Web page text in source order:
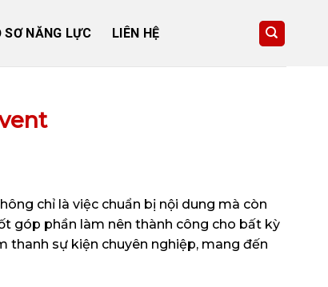
SƠ NĂNG LỰC LIÊN HỆ
chỉ là việc chuẩn bị nội dung mà còn
góp phần làm nên thành công cho bất kỳ
thanh sự kiện chuyên nghiệp, mang đến